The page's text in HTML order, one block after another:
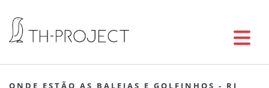
ONDE ESTÃO AS BALEIAS E GOLFINHOS - RJ